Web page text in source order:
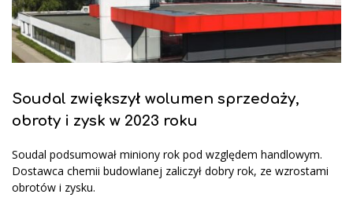
Soudal zwiększył wolumen sprzedaży,
obroty i zysk w 2023 roku
Soudal podsumował miniony rok pod względem handlowym.
Dostawca chemii budowlanej zaliczył dobry rok, ze wzrostami
obrotów i zysku.